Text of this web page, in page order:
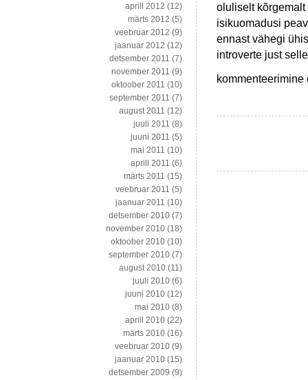
oluliselt kõrgemalt
isikuomadusi
ennast vähegi
introverte just
Huvitavaid
lumise
aprill 2012 (12)
märts 2012 (5)
veebruar 2012 (9)
jaanuar 2012 (12)
detsember 2011 (7)
november 2011 (9)
oktoober 2011 (10)
september 2011 (7)
august 2011 (12)
juuli 2011 (8)
juuni 2011 (5)
mai 2011 (10)
aprill 2011 (6)
märts 2011 (15)
veebruar 2011 (5)
jaanuar 2011 (10)
detsember 2010 (7)
november 2010 (18)
oktoober 2010 (10)
september 2010 (7)
august 2010 (11)
juuli 2010 (6)
juuni 2010 (12)
mai 2010 (8)
aprill 2010 (22)
märts 2010 (16)
veebruar 2010 (9)
jaanuar 2010 (15)
detsember 2009 (9)